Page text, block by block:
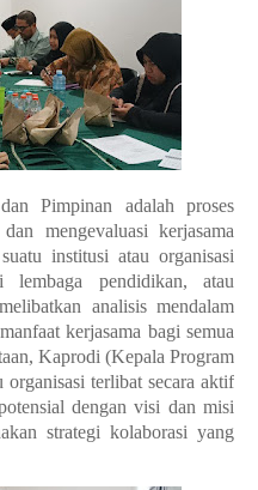
Pimpinan adalah proses
mengevaluasi kerjasama
institusi atau organisasi
lembaga pendidikan, atau
analisis mendalam
kerjasama bagi semua
Kaprodi (Kepala Program
terlibat secara aktif
dengan visi dan misi
strategi kolaborasi yang